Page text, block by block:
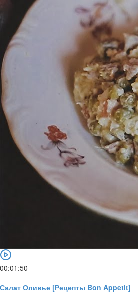
00:01:50
Салат Оливье [Рецепты Bon Appetit]